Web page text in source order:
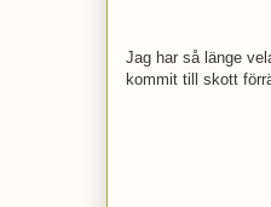
Jag har så länge
kommit till skott